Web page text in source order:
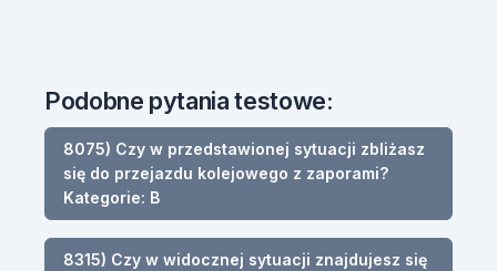
Podobne pytania testowe:
8075) Czy w przedstawionej sytuacji zbliżasz
się do przejazdu kolejowego z zaporami?
Kategorie: B
8315) Czy w widocznej sytuacji znajdujesz się